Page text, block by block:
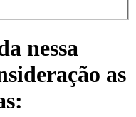
nessa
as